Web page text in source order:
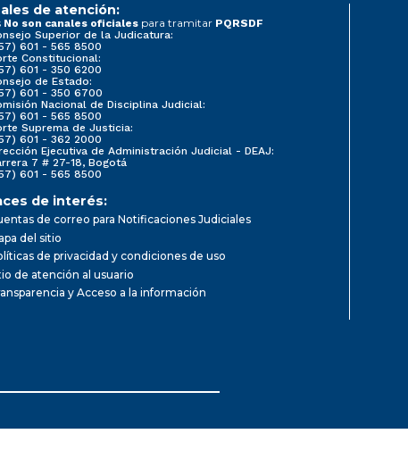
de atención:
No son canales oficiales para tramitar PQRSDF
Superior de la Judicatura:
601 - 565 8500
Constitucional:
601 - 350 6200
de Estado:
601 - 350 6700
Nacional de Disciplina Judicial:
601 - 565 8500
Suprema de Justicia:
601 - 362 2000
Ejecutiva de Administración Judicial - DEAJ:
7 # 27-18, Bogotá
601 - 565 8500
de interés:
de correo para Notificaciones Judiciales
del sitio
de privacidad y condiciones de uso
de atención al usuario
y Acceso a la información